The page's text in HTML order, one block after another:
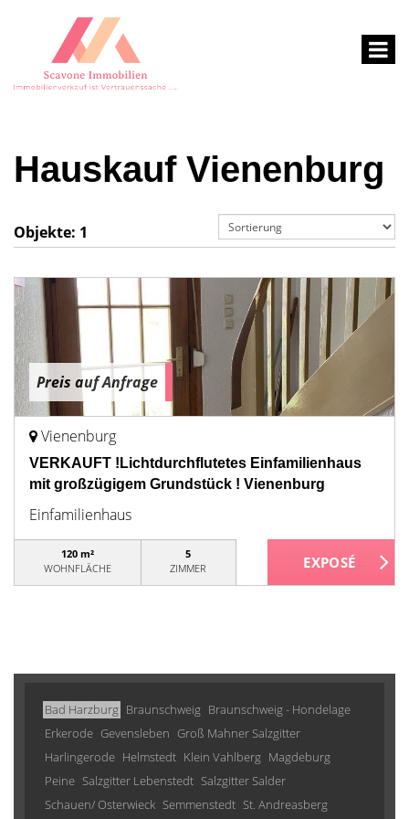
Hauskauf Vienenburg
Objekte: 1
Preis auf Anfrage
Vienenburg
VERKAUFT !Lichtdurchflutetes Einfamilienhaus
mit großzügigem Grundstück ! Vienenburg
Einfamilienhaus
120 m²
WOHNFLÄCHE
5
ZIMMER
Bad Harzburg Braunschweig Braunschweig - Hondelage
Erkerode Gevensleben Groß Mahner Salzgitter
Harlingerode Helmstedt Klein Vahlberg Magdeburg
Peine Salzgitter Lebenstedt Salzgitter Salder
Schauen/ Osterwieck Semmenstedt St. Andreasberg